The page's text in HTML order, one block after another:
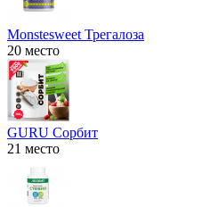
Monstesweet Трегалоза
20 место
GURU Сорбит
21 место